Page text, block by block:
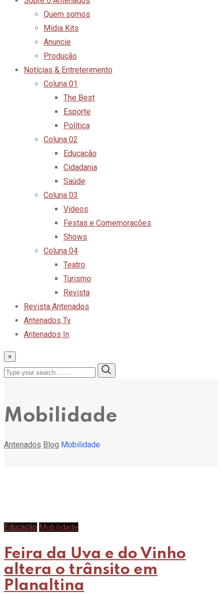
Quem somos
Mídia Kits
Anuncie
Produção
Notícias & Entreterimento
Coluna 01
The Best
Esporte
Política
Coluna 02
Educação
Cidadania
Saúde
Coluna 03
Videos
Festas e Comemorações
Shows
Coluna 04
Teatro
Turismo
Revista
Revista Antenados
Antenados Tv
Antenados In
×
Mobilidade
Antenados Blog Mobilidade
Educação Mobilidade
Feira da Uva e do Vinho
altera o trânsito em
Planaltina